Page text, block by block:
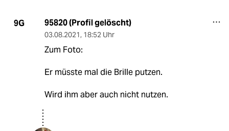
9G 95820 (Profil gelöscht)
03.08.2021, 18:52 Uhr
Zum Foto:
Er müsste mal die Brille putzen.
Wird ihm aber auch nicht nutzen.